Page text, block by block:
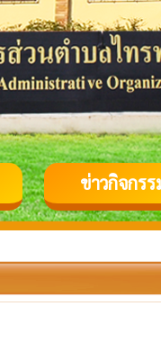
ข่าวกิจกรร